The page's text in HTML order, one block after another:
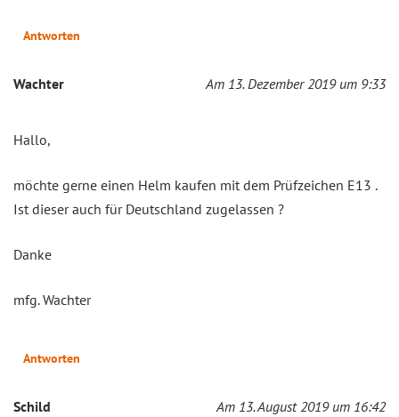
Antworten
Wachter Am 13. Dezember 2019 um 9:33
Hallo,
möchte gerne einen Helm kaufen mit dem Prüfzeichen E13 .
Ist dieser auch für Deutschland zugelassen ?
Danke
mfg. Wachter
Antworten
Schild Am 13. August 2019 um 16:42